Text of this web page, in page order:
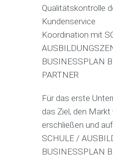
Qualitätskontrolle
Kundenservice
Koordination mit
BUSINESSPLAN
PARTNER
Für das erste
das Ziel, den Markt
erschließen und
SCHULE /
BUSINESSPLAN